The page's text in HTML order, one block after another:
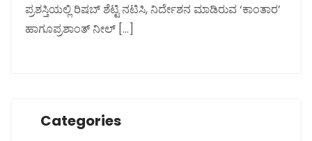
ಪ್ರಶಸ್ತಿಯಲ್ಲಿ ರಿಷಬ್ ಶೆಟ್ಟಿ ನಟಿಸಿ, ನಿರ್ದೇಶನ ಮಾಡಿರುವ ‘ಕಾಂತಾರ’
ಹಾಗೂಪ್ರಶಾಂತ್ ನೀಲ್ […]
Categories